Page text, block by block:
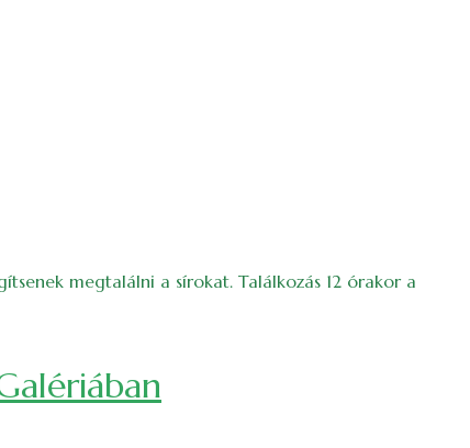
megtalálni a sírokat. Találkozás 12 órakor a